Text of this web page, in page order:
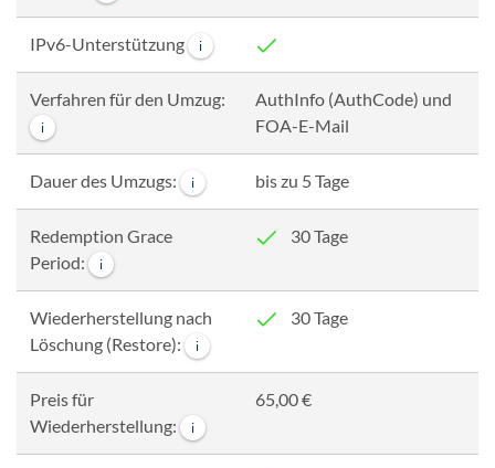
IPv6-Unterstützung i
Verfahren für den Umzug:
i
AuthInfo (AuthCode) und
FOA-E-Mail
Dauer des Umzugs: i bis zu 5 Tage
Redemption Grace
Period:
i
30 Tage
Wiederherstellung nach
Löschung (Restore):
i
30 Tage
Preis für
Wiederherstellung:
i
65,00 €